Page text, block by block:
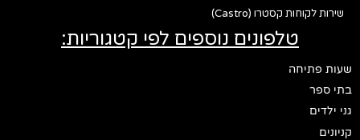
שירות לקוחות קסטרו (Castro)
טלפונים נוספים לפי קטגוריות:
שעות פתיחה
בתי ספר
גני ילדים
קניונים